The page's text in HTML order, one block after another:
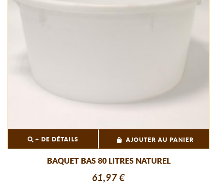
+ DE DÉTAILS AJOUTER AU PANIER
BAQUET BAS 80 LITRES NATUREL
61,97 €